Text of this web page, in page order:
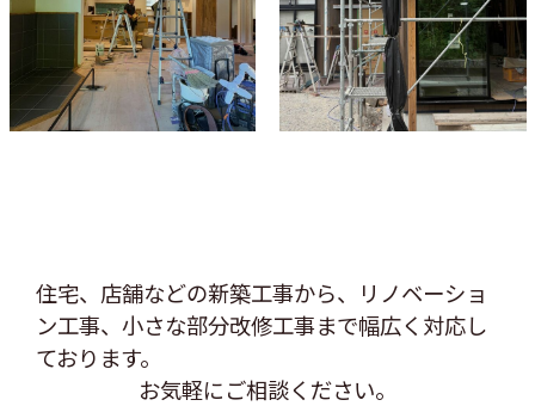
住宅、店舗などの新築工事から、リノベーショ
ン工事、 小さな部分改修工事まで幅広く対応し
ております。
お気軽にご相談ください。